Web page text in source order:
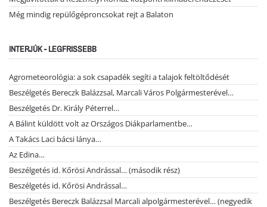
Még mindig repülőgéproncsokat rejt a Balaton
INTERJÚK - LEGFRISSEBB
Agrometeorológia: a sok csapadék segíti a talajok feltöltődését
Beszélgetés Bereczk Balázzsal, Marcali Város Polgármesterével…
Beszélgetés Dr. Király Péterrel…
A Bálint küldött volt az Országos Diákparlamentbe…
A Takács Laci bácsi lánya…
Az Edina…
Beszélgetés id. Kőrösi Andrással… (második rész)
Beszélgetés id. Kőrösi Andrással…
Beszélgetés Bereczk Balázzsal Marcali alpolgármesterével… (negyedik